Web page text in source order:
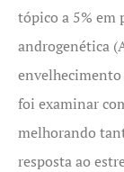
tópico a 5% em
androgenética
foi examinar
melhorando
resposta ao